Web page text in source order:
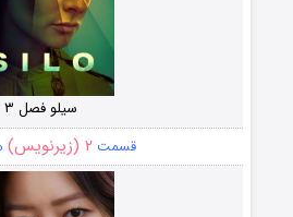
سیلو فصل ۳
قسمت ۲ (زیرنویس)